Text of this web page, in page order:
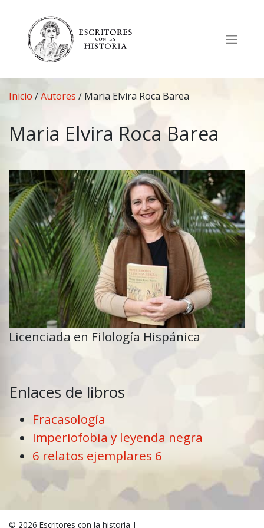
contenido
Inicio /Autores / Maria Elvira Roca Barea
Maria Elvira Roca Barea
Licenciada en Filología Hispánica
Enlaces de libros
Fracasología
Imperiofobia y leyenda negra
6 relatos ejemplares 6
© 2026 Escritores con la historia |